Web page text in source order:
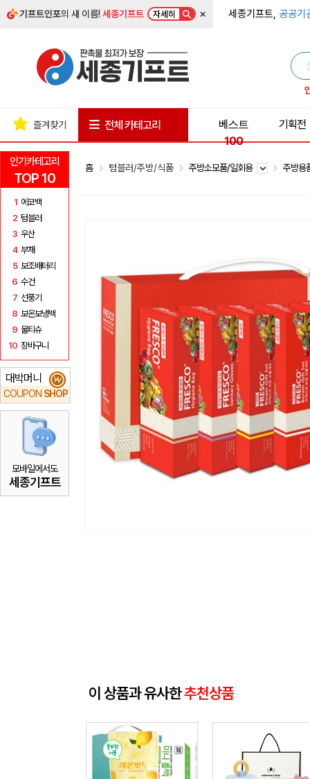
기프트인포의 새 이름!세종기프트 자세히 × 세종기프트, 공공기
인기카테고리
TOP 10
1 에코백
2 텀블러
3 우산
4 부채
5 보조배터리
6 수건
7 선풍기
8 보온보냉백
9 물티슈
10 장바구니
대박머니
COUPON SHOP
₩
모바일에서도
세종기프트
즐겨찾기 전체 카테고리
베스트
100
기획전
홈 텀블러/주방/식품 주방소모품/일회용 주방
이 상품과 유사한추천상품